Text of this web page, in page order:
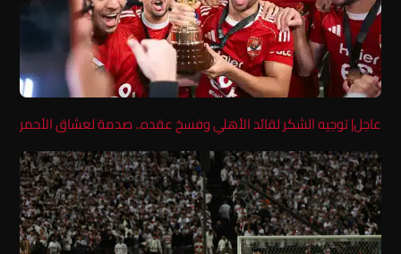
عاجل| توجيه الشكر لقائد الأهلي وفسخ عقده.. صدمة لعشاق الأحمر